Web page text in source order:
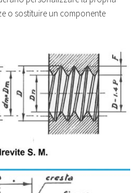
o sostituire un componente